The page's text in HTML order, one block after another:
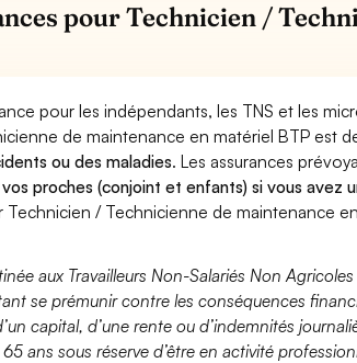
pour Technicien /
pour les indépendants, les TNS et les
de maintenance en matériel BTP est
ou des maladies. Les assurances
proches (conjoint et enfants) si vous avez
/ Technicienne de maintenance
aux Travailleurs Non-Salariés Non
se prémunir contre les conséquences
capital, d’une rente ou d’indemnités
ans sous réserve d’être en activité